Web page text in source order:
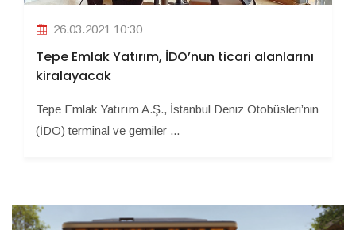
26.03.2021 10:30
Tepe Emlak Yatırım, İDO’nun ticari alanlarını
kiralayacak
Tepe Emlak Yatırım A.Ş., İstanbul Deniz Otobüsleri’nin
(İDO) terminal ve gemiler ...